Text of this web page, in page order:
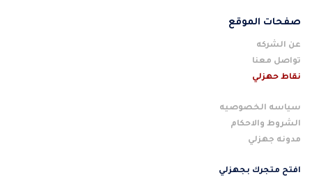
صفحات الموقع
عن الشركه
تواصل معنا
نقاط حهزلي
سياسه الخصوصيه
الشروط والاحكام
مدونه جهزلي
افتح متجرك بجهزلي